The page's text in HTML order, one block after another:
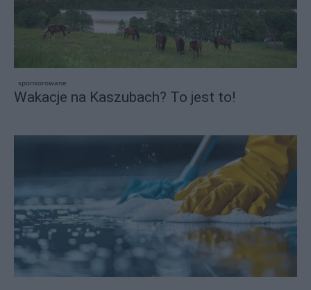
sponsorowane
Wakacje na Kaszubach? To jest to!